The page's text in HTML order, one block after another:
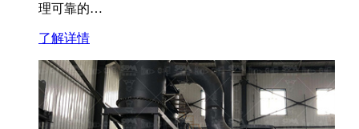
理可靠的…
了解详情